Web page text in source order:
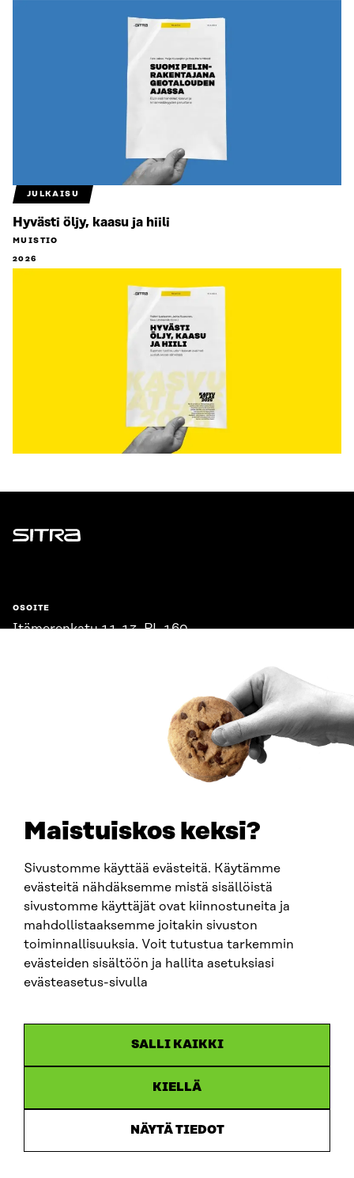
Maistuiskos keksi?
Sivustomme käyttää evästeitä. Käytämme
evästeitä nähdäksemme mistä sisällöistä
sivustomme käyttäjät ovat kiinnostuneita ja
mahdollistaaksemme joitakin sivuston
toiminnallisuuksia. Voit tutustua tarkemmin
evästeiden sisältöön ja hallita asetuksiasi
evästeasetus-sivulla
SALLI KAIKKI
KIELLÄ
NÄYTÄ TIEDOT
JULKAISU
Hyvästi öljy, kaasu ja hiili
MUISTIO
2026
Sitra
OSOITE
Itämerenkatu 11-13, PL 160,
SITRA SOSIAALISESSA MEDIASSA
LinkedIn
Instagram
YouTube
Saavutettavuusseloste
Asiakirjajulkisuus